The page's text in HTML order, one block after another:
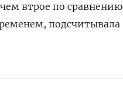
втрое по сравнению
подсчитывала